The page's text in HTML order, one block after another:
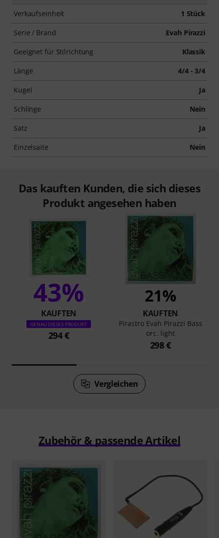
Verkaufseinheit 1 Stück
Serie / Brand Evah Pirazzi
Geeignet für Stilrichtung Klassik
Länge 4/4 - 3/4
Kugel Ja
Schlinge Nein
Satz Ja
Einzelsaite Nein
Das kauften Kunden, die sich dieses
Produkt angesehen haben
43%
KAUFTEN
GENAU DIESES PRODUKT
294 €
21%
KAUFTEN
Pirastro Evah Pirazzi Bass
orc. light
298 €
Vergleichen
Zubehör & passende Artikel